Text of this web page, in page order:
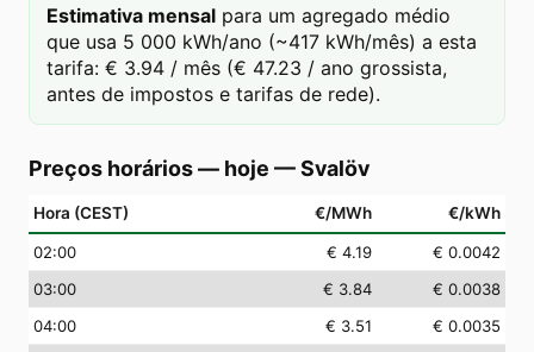
Estimativa mensal para um agregado médio
que usa 5 000 kWh/ano (~417 kWh/mês) a esta
tarifa: € 3.94 / mês (€ 47.23 / ano grossista,
antes de impostos e tarifas de rede).
Preços horários — hoje —Svalöv
Hora (CEST) €/MWh €/kWh
02:00 € 4.19
€ 0.0042
03:00 € 3.84
€ 0.0038
04:00 € 3.51
€ 0.0035